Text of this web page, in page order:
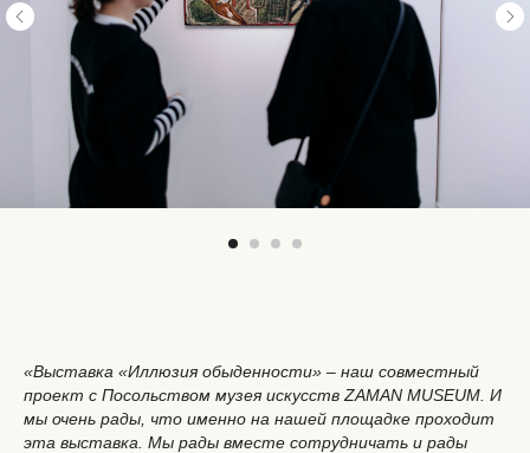
«Выставка «Иллюзия обыденности» – наш совместный
проект с Посольством музея искусств ZAMAN MUSEUM. И
мы очень рады, что именно на нашей площадке проходит
эта выставка. Мы рады вместе сотрудничать и рады